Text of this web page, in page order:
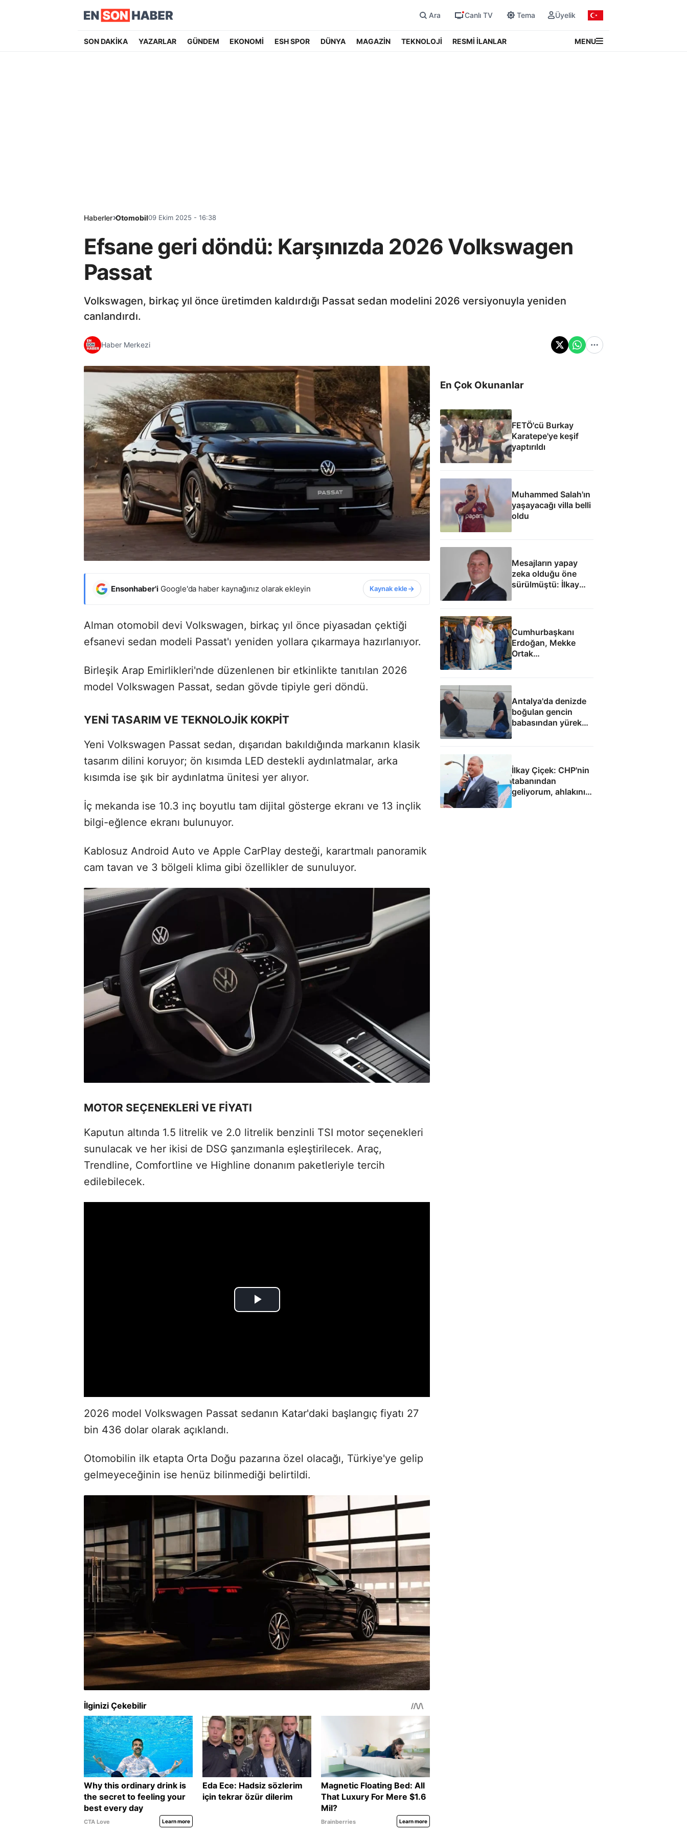
Ara Canlı TV Tema Üyelik
SON DAKİKA YAZARLAR GÜNDEM EKONOMİ ESH SPOR DÜNYA MAGAZİN TEKNOLOJİ RESMİ İLANLAR MENU
Haberler Otomobil09 Ekim 2025 - 16:38
Efsane geri döndü: Karşınızda 2026 Volkswagen
Passat
Volkswagen, birkaç yıl önce üretimden kaldırdığı Passat sedan modelini 2026 versiyonuyla yeniden
canlandırdı.
Haber Merkezi
Ensonhaber'i Google'da haber kaynağınız olarak ekleyin Kaynak ekle
Alman otomobil devi Volkswagen, birkaç yıl önce piyasadan çektiği
efsanevi sedan modeli Passat'ı yeniden yollara çıkarmaya hazırlanıyor.
Birleşik Arap Emirlikleri'nde düzenlenen bir etkinlikte tanıtılan 2026
model Volkswagen Passat, sedan gövde tipiyle geri döndü.
YENİ TASARIM VE TEKNOLOJİK KOKPİT
Yeni Volkswagen Passat sedan, dışarıdan bakıldığında markanın klasik
tasarım dilini koruyor; ön kısımda LED destekli aydınlatmalar, arka
kısımda ise şık bir aydınlatma ünitesi yer alıyor.
İç mekanda ise 10.3 inç boyutlu tam dijital gösterge ekranı ve 13 inçlik
bilgi-eğlence ekranı bulunuyor.
Kablosuz Android Auto ve Apple CarPlay desteği, karartmalı panoramik
cam tavan ve 3 bölgeli klima gibi özellikler de sunuluyor.
MOTOR SEÇENEKLERİ VE FİYATI
Kaputun altında 1.5 litrelik ve 2.0 litrelik benzinli TSI motor seçenekleri
sunulacak ve her ikisi de DSG şanzımanla eşleştirilecek. Araç,
Trendline, Comfortline ve Highline donanım paketleriyle tercih
edilebilecek.
2026 model Volkswagen Passat sedanın Katar'daki başlangıç fiyatı 27
bin 436 dolar olarak açıklandı.
Otomobilin ilk etapta Orta Doğu pazarına özel olacağı, Türkiye'ye gelip
gelmeyeceğinin ise henüz bilinmediği belirtildi.
En Çok Okunanlar
FETÖ'cü Burkay
Karatepe'ye keşif
yaptırıldı
Muhammed Salah'ın
yaşayacağı villa belli
oldu
Mesajların yapay
zeka olduğu öne
sürülmüştü: İlkay
Cumhurbaşkanı
Erdoğan, Mekke
Ortak
Anlaşması'ndan
kıldı
Antalya'da denizde
boğulan gencin
babasından yürek
yakan feryat
İlkay Çiçek: CHP'nin
tabanından
geliyorum, ahlakını